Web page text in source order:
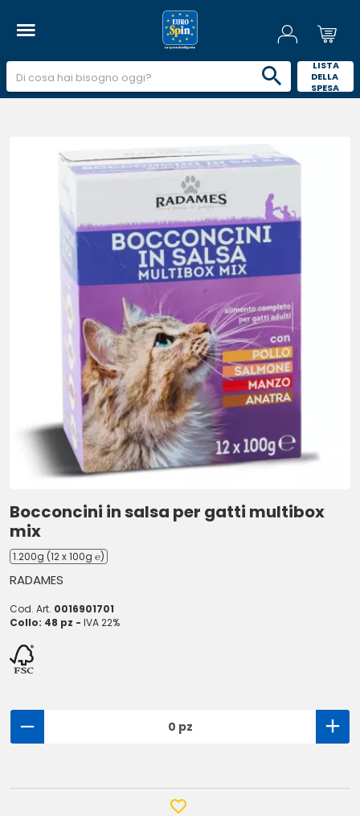
LISTA
DELLA
SPESA
Bocconcini in salsa per gatti multibox
mix
1.200g (12 x 100g ℮)
RADAMES
Cod. Art. 0016901701
Collo: 48 pz - IVA 22%
0 pz